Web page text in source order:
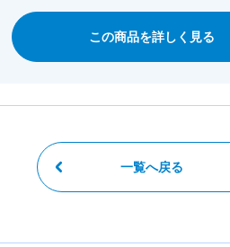
この商品を詳しく見る
一覧へ戻る